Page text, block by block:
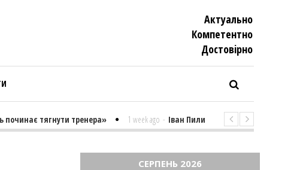
Актуально
Компетентно
Достовiрно
тягнути тренера» 1 week ago - Іван Пилипенко «Найважчими є
СЕРПЕНЬ 2026